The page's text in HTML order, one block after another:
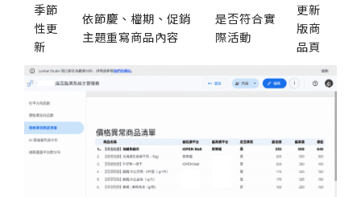
季節
性更
新
依節慶、檔期、促銷
主題重寫商品內容
是否符合實
際活動
更新
版商
品頁